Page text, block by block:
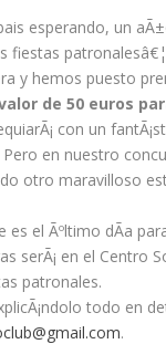
esperando, un
y hemos puesto
de 50 euros
con un
Pero en nuestro
otro maravilloso
es el Ãºltimo dÃ­a
serÃ¡ en el Centro
patronales.
todo en
.